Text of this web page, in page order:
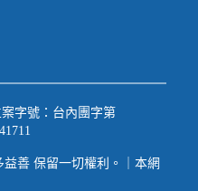
字號：台內團字第
益善 保留一切權利。｜本網